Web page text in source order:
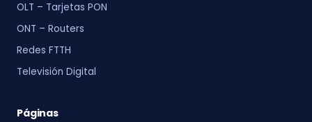
OLT – Tarjetas PON
ONT – Routers
Redes FTTH
Televisión Digital
Páginas